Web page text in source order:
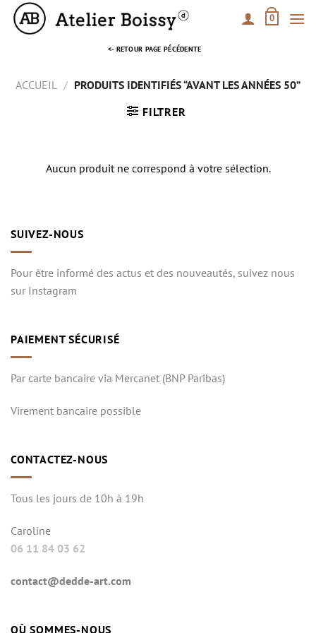
Passer
0
<- RETOUR PAGE PÉCÉDENTE
ACCUEIL / PRODUITS IDENTIFIÉS “AVANT LES ANNÉES 50”
FILTRER
Aucun produit ne correspond à votre sélection.
SUIVEZ-NOUS
Pour être informé des actus et des nouveautés, suivez nous
sur Instagram
PAIEMENT SÉCURISÉ
Par carte bancaire via Mercanet (BNP Paribas)
Virement bancaire possible
CONTACTEZ-NOUS
Tous les jours de 10h à 19h
Caroline
06 11 84 03 62
contact@dedde-art.com
OÙ SOMMES-NOUS